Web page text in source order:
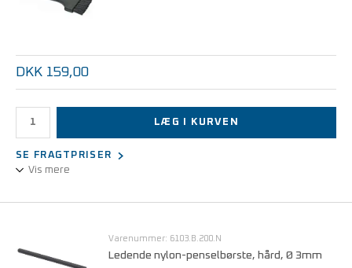
DKK 159,00
LÆG I KURVEN
SE FRAGTPRISER
Vis mere
Varenummer: 6103.B.200.N
Ledende nylon-penselbørste, hård, Ø 3mm